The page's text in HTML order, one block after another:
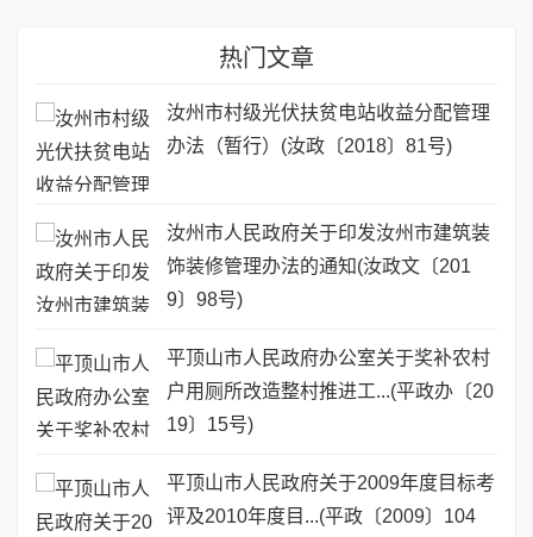
热门文章
汝州市村级光伏扶贫电站收益分配管理
办法（暂行）(汝政〔2018〕81号)
汝州市人民政府关于印发汝州市建筑装
饰装修管理办法的通知(汝政文〔201
9〕98号)
平顶山市人民政府办公室关于奖补农村
户用厕所改造整村推进工...(平政办〔20
19〕15号)
平顶山市人民政府关于2009年度目标考
评及2010年度目...(平政〔2009〕104